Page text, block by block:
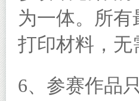
为一体。所
打印材料，无
6、参赛作品